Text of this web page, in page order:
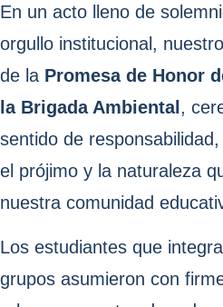
En un acto lleno de
orgullo institucional,
de la Promesa de Honor
la Brigada Ambiental ,
sentido de
el prójimo y la naturaleza
nuestra comunidad
Los estudiantes que
grupos asumieron con